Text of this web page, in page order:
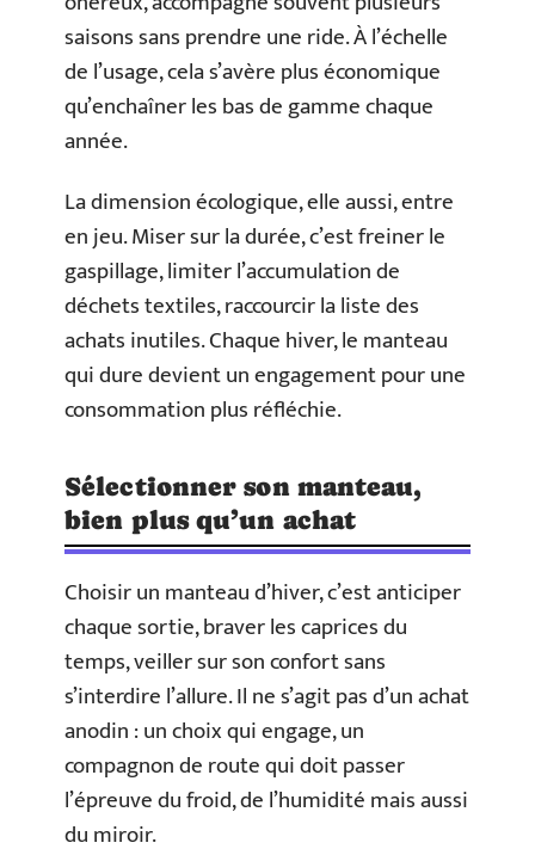
saisons sans prendre une ride. À l’échelle
de l’usage, cela s’avère plus économique
qu’enchaîner les bas de gamme chaque
année.
La dimension écologique, elle aussi, entre
en jeu. Miser sur la durée, c’est freiner le
gaspillage, limiter l’accumulation de
déchets textiles, raccourcir la liste des
achats inutiles. Chaque hiver, le manteau
qui dure devient un engagement pour une
consommation plus réfléchie.
Sélectionner son manteau,
bien plus qu’un achat
Choisir un manteau d’hiver, c’est anticiper
chaque sortie, braver les caprices du
temps, veiller sur son confort sans
s’interdire l’allure. Il ne s’agit pas d’un achat
anodin : un choix qui engage, un
compagnon de route qui doit passer
l’épreuve du froid, de l’humidité mais aussi
du miroir.